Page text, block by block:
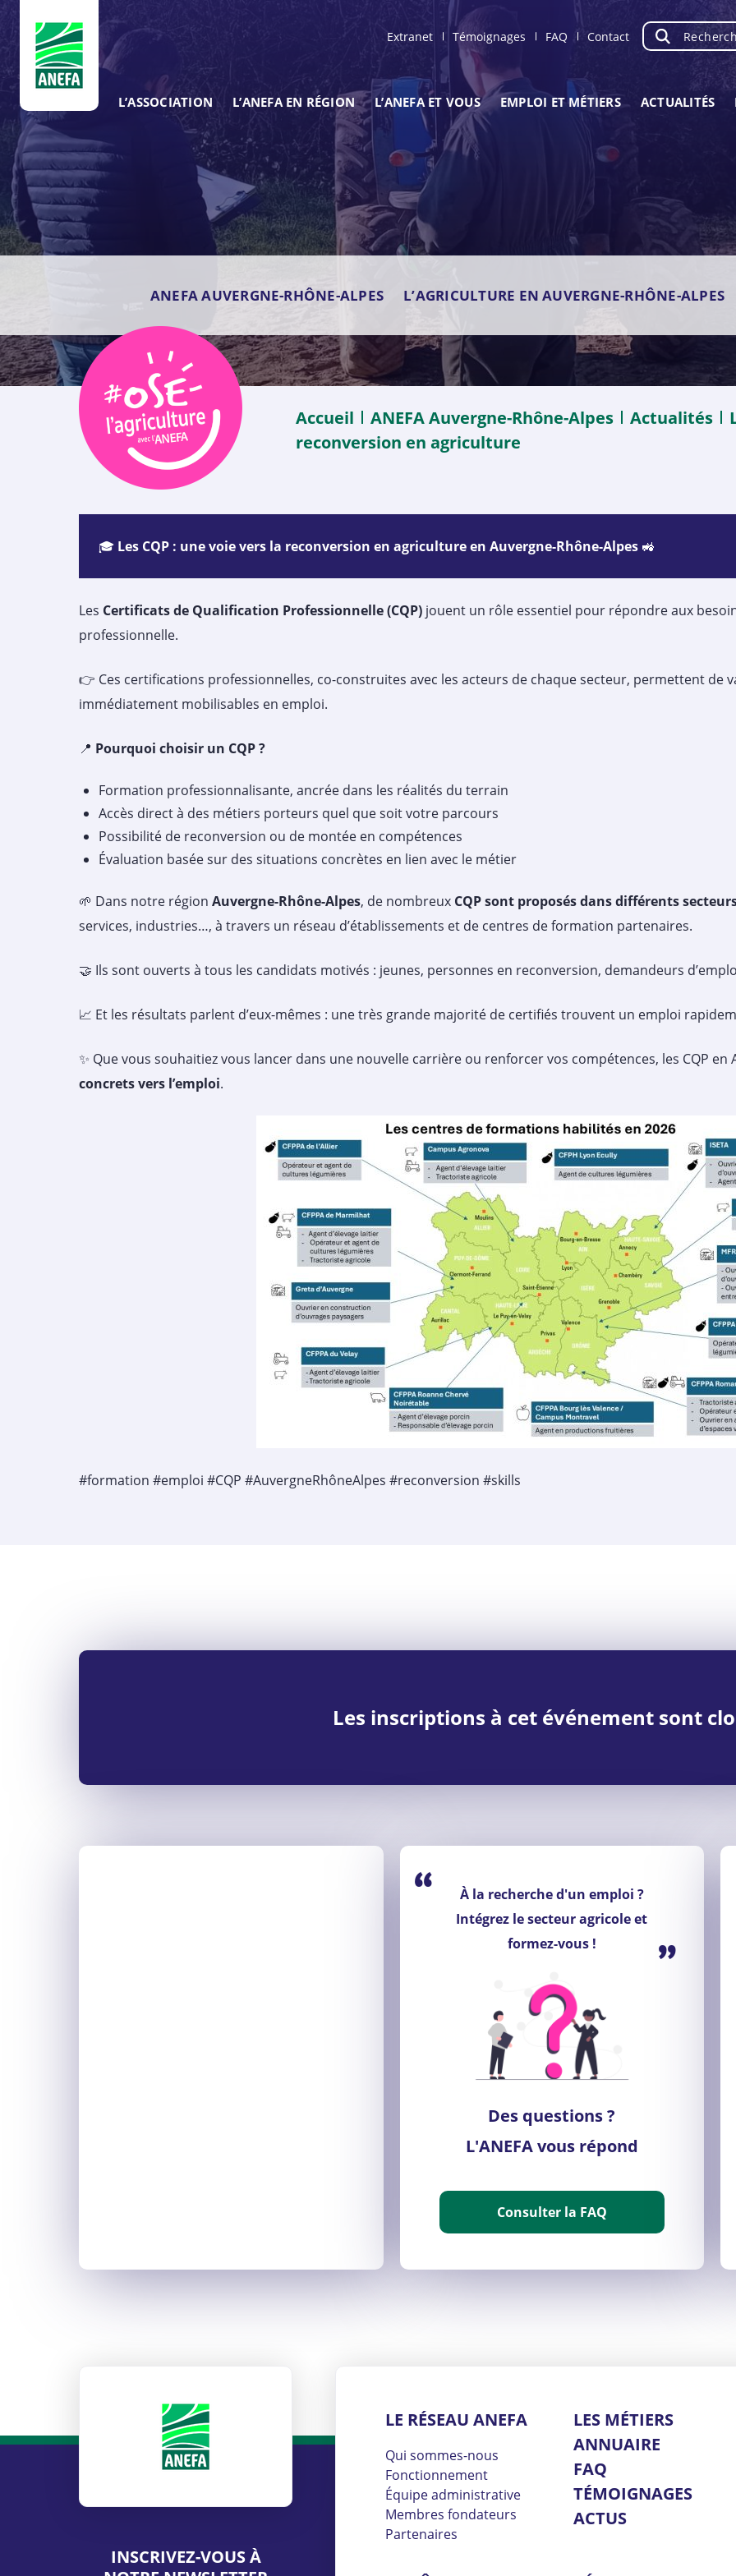
Extranet Témoignages FAQ Contact Recherche
OK
L’ASSOCIATION L’ANEFA EN RÉGION L’ANEFA ET VOUS EMPLOI ET MÉTIERS ACTUALITÉS
ANEFA AUVERGNE-RHÔNE-ALPES L’AGRICULTURE EN AUVERGNE-RHÔNE-ALPES
Accueil ANEFA Auvergne-Rhône-Alpes Actualités
reconversion en agriculture
🎓 Les CQP : une voie vers la reconversion en agriculture en Auvergne-Rhône-Alpes 🚜
Les Certificats de Qualification Professionnelle (CQP) jouent un rôle essentiel pour répondre aux
professionnelle.
👉 Ces certifications professionnelles, co-construites avec les acteurs de chaque secteur, permettent de
immédiatement mobilisables en emploi.
📍 Pourquoi choisir un CQP ?
Formation professionnalisante, ancrée dans les réalités du terrain
Accès direct à des métiers porteurs quel que soit votre parcours
Possibilité de reconversion ou de montée en compétences
Évaluation basée sur des situations concrètes en lien avec le métier
🌱 Dans notre région Auvergne-Rhône-Alpes, de nombreux CQP sont proposés dans différents
services, industries…, à travers un réseau d’établissements et de centres de formation partenaires.
🤝 Ils sont ouverts à tous les candidats motivés : jeunes, personnes en reconversion, demandeurs
📈 Et les résultats parlent d’eux-mêmes : une très grande majorité de certifiés trouvent un emploi
✨ Que vous souhaitiez vous lancer dans une nouvelle carrière ou renforcer vos compétences, les CQP
concrets vers l’emploi.
#formation #emploi #CQP #AuvergneRhôneAlpes #reconversion #skills
Les inscriptions à cet événement sont
“
À la recherche d'un emploi ?
Intégrez le secteur agricole et
formez-vous !
”
Des questions ?
L'ANEFA vous répond
Consulter la FAQ
INSCRIVEZ-VOUS À
LE RÉSEAU ANEFA
Qui sommes-nous
Fonctionnement
Équipe administrative
Membres fondateurs
Partenaires
LES MÉTIERS
ANNUAIRE
FAQ
TÉMOIGNAGES
ACTUS